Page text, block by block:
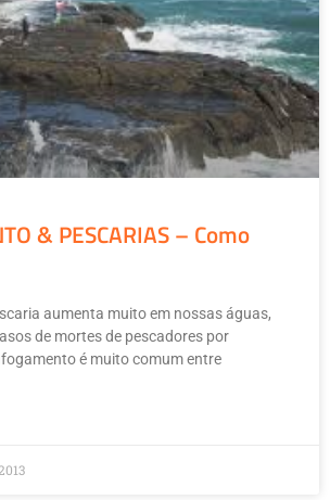
& PESCARIAS – Como
aumenta muito em nossas águas,
de mortes de pescadores por
é muito comum entre